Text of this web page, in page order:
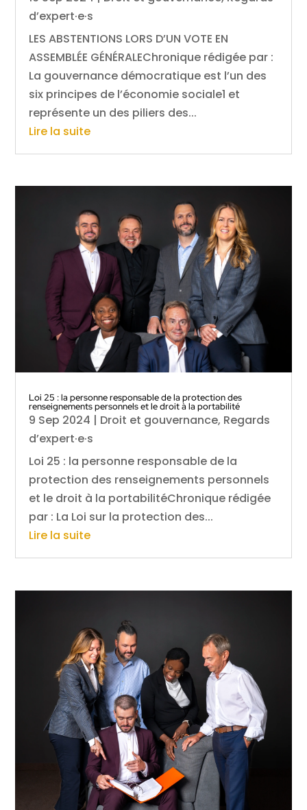
d’expert·e·s
LES ABSTENTIONS LORS D’UN VOTE EN
ASSEMBLÉE GÉNÉRALEChronique rédigée par :
La gouvernance démocratique est l’un des
six principes de l’économie sociale1 et
représente un des piliers des...
Lire la suite
Loi 25 : la personne responsable de la protection des
renseignements personnels et le droit à la portabilité
9 Sep 2024 | Droit et gouvernance, Regards
d’expert·e·s
Loi 25 : la personne responsable de la
protection des renseignements personnels
et le droit à la portabilitéChronique rédigée
par : La Loi sur la protection des...
Lire la suite